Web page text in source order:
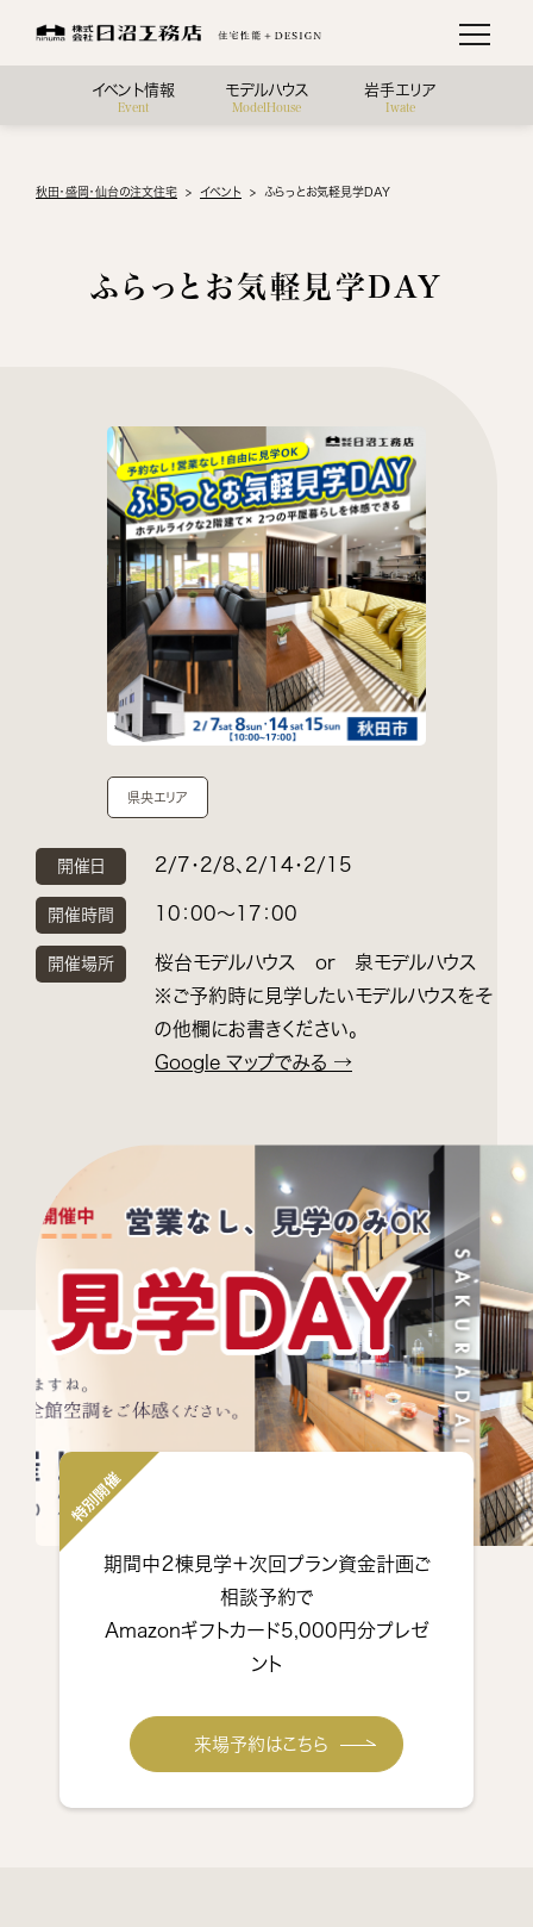
イベント情報
Event
モデルハウス
ModelHouse
岩手エリア
Iwate
秋田・盛岡・仙台の注文住宅 イベント ふらっとお気軽見学DAY
ふらっとお気軽見学DAY
県央エリア
開催日 2/7・2/8、2/14・2/15
開催時間 10：00～17：00
開催場所
桜台モデルハウス or 泉モデルハウス
※ご予約時に見学したいモデルハウスをそ
の他欄にお書きください。
Google マップでみる →
期間中２棟見学＋次回プラン資金計画ご
相談予約で
Amazonギフトカード5,000円分プレゼ
ント
来場予約はこちら
特別開催